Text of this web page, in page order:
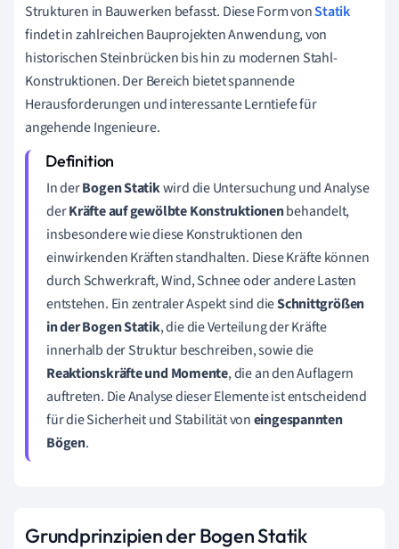
Strukturen in Bauwerken befasst. Diese Form vonStatik
findet in zahlreichen Bauprojekten Anwendung, von
historischen Steinbrücken bis hin zu modernen Stahl-
Konstruktionen. Der Bereich bietet spannende
Herausforderungen und interessante Lerntiefe für
angehende Ingenieure.
In derBogen Statikwird die Untersuchung und Analyse
derKräfte auf gewölbte Konstruktionenbehandelt,
insbesondere wie diese Konstruktionen den
einwirkenden Kräften standhalten. Diese Kräfte können
durch Schwerkraft, Wind, Schnee oder andere Lasten
entstehen. Ein zentraler Aspekt sind dieSchnittgrößen
in der Bogen Statik, die die Verteilung der Kräfte
innerhalb der Struktur beschreiben, sowie die
Reaktionskräfte und Momente, die an den Auflagern
auftreten. Die Analyse dieser Elemente ist entscheidend
für die Sicherheit und Stabilität voneingespannten
Bögen.
Grundprinzipien der Bogen Statik